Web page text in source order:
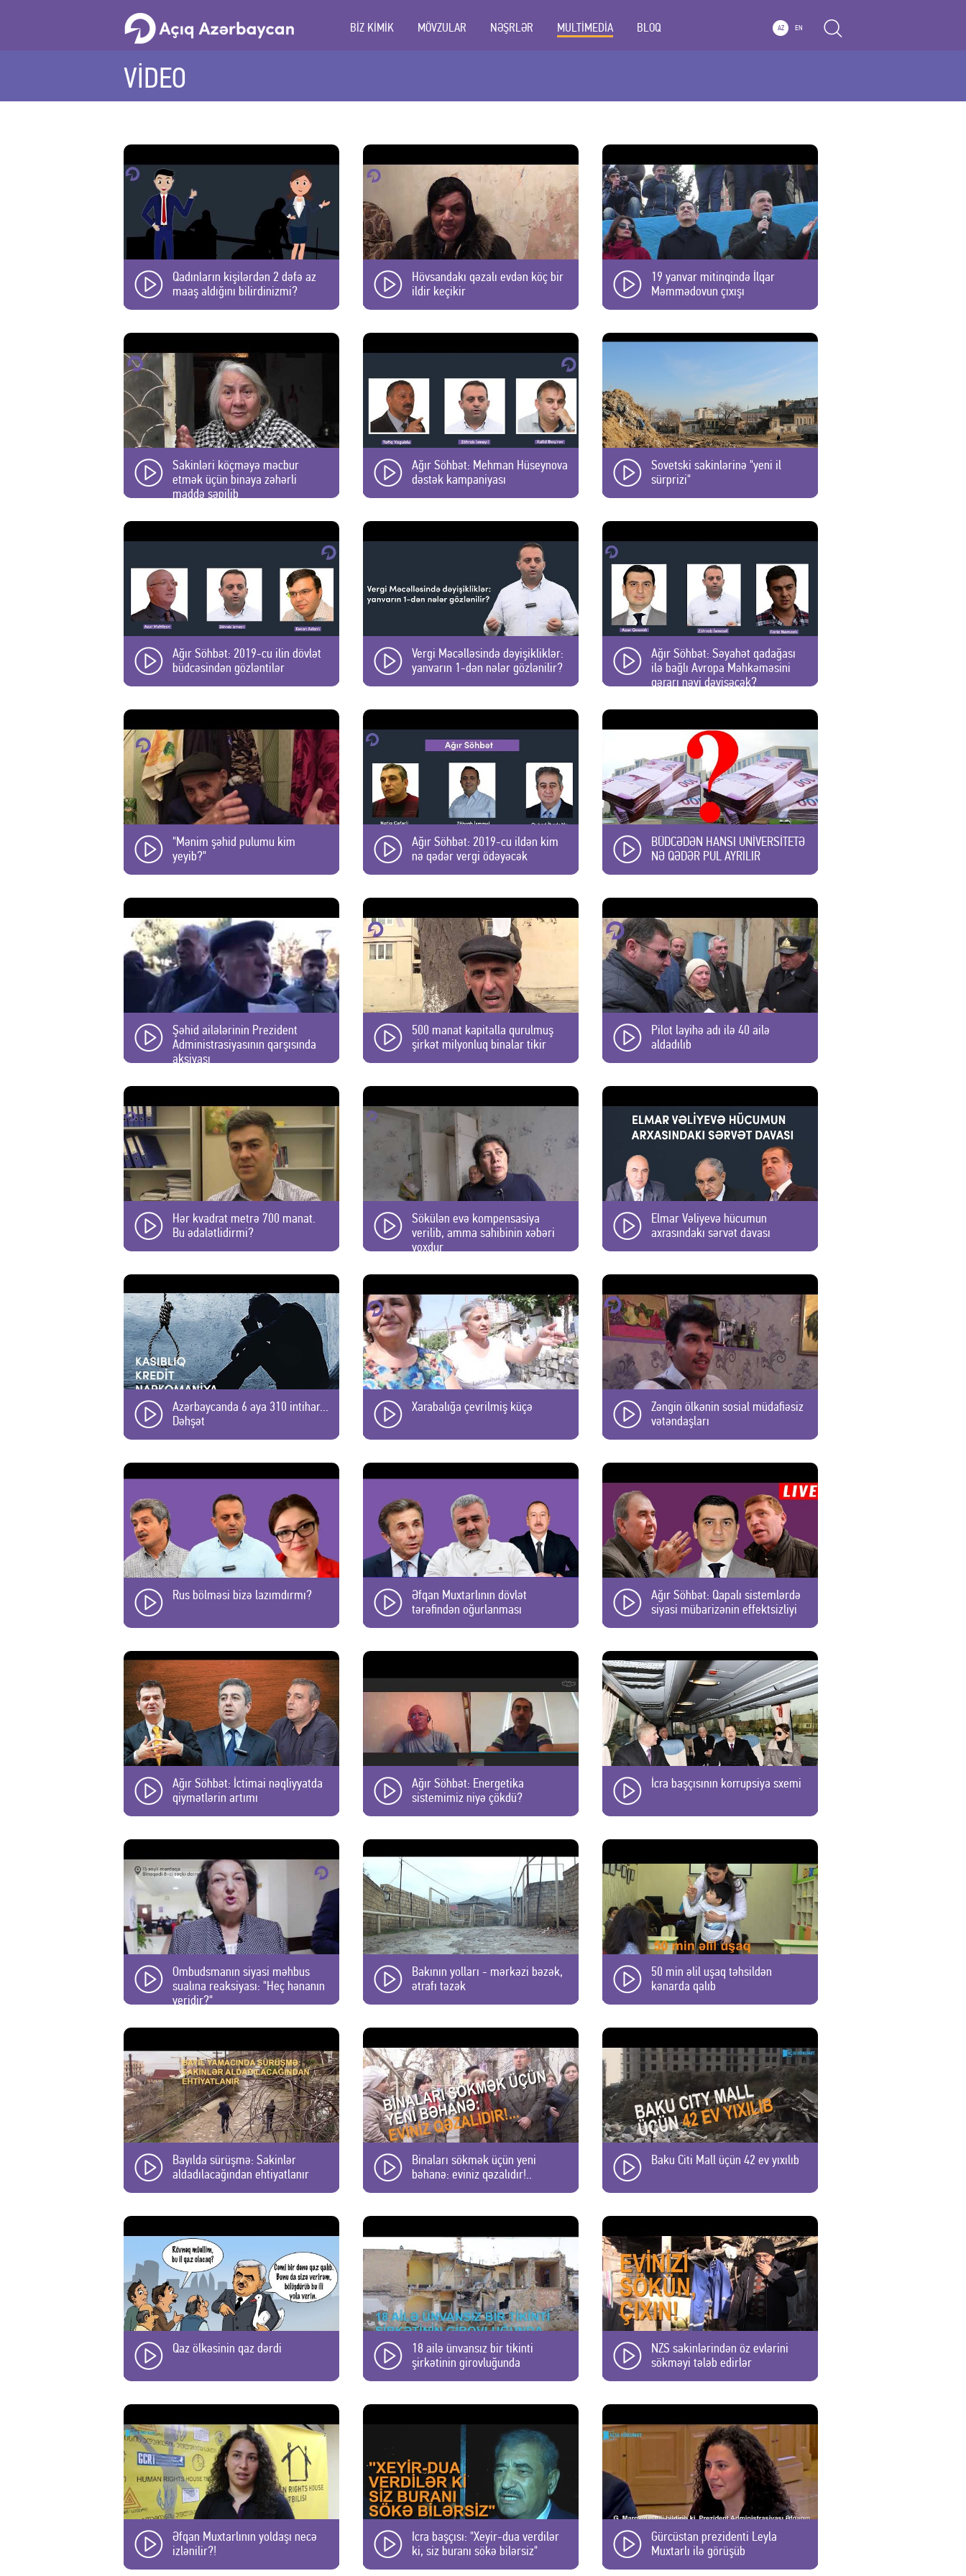
BİZ KİMİK MÖVZULAR NƏŞRLƏR MULTİMEDİA BLOQ AZ EN
VİDEO
Qadınların kişilərdən 2 dəfə az
maaş aldığını bilirdinizmi?
Hövsandakı qəzalı evdən köç bir
ildir keçikir
19 yanvar mitinqində İlqar
Məmmədovun çıxışı
Sakinləri köçməyə məcbur
etmək üçün binaya zəhərli
maddə səpilib
Ağır Söhbət: Mehman Hüseynova
dəstək kampaniyası
Sovetski sakinlərinə "yeni il
sürprizi"
Ağır Söhbət: 2019-cu ilin dövlət
büdcəsindən gözləntilər
Vergi Məcəlləsində dəyişikliklər:
yanvarın 1-dən nələr gözlənilir?
Ağır Söhbət: Səyahət qadağası
ilə bağlı Avropa Məhkəməsini
qərarı nəyi dəyişəcək?
"Mənim şəhid pulumu kim
yeyib?"
Ağır Söhbət: 2019-cu ildən kim
nə qədər vergi ödəyəcək
BÜDCƏDƏN HANSI UNİVERSİTETƏ
NƏ QƏDƏR PUL AYRILIR
Şəhid ailələrinin Prezident
Administrasiyasının qarşısında
aksiyası
500 manat kapitalla qurulmuş
şirkət milyonluq binalar tikir
Pilot layihə adı ilə 40 ailə
aldadılıb
Hər kvadrat metrə 700 manat.
Bu ədalətlidirmi?
Sökülən evə kompensasiya
verilib, amma sahibinin xəbəri
yoxdur
Elmar Vəliyevə hücumun
axrasındakı sərvət davası
Azərbaycanda 6 aya 310 intihar...
Dəhşət
Xarabalığa çevrilmiş küçə
Zəngin ölkənin sosial müdafiəsiz
vətəndaşları
Rus bölməsi bizə lazımdırmı?
Əfqan Muxtarlının dövlət
tərəfindən oğurlanması
Ağır Söhbət: Qapalı sistemlərdə
siyasi mübarizənin effektsizliyi
Ağır Söhbət: İctimai nəqliyyatda
qiymətlərin artımı
Ağır Söhbət: Energetika
sistemimiz niyə çökdü?
İcra başçısının korrupsiya sxemi
Ombudsmanın siyasi məhbus
sualına reaksiyası: "Heç hənanın
yeridir?"
Bakının yolları - mərkəzi bəzək,
ətrafı təzək
50 min əlil uşaq təhsildən
kənarda qalıb
Bayılda sürüşmə: Sakinlər
aldadılacağından ehtiyatlanır
Binaları sökmək üçün yeni
bəhanə: eviniz qəzalıdır!..
Baku Citi Mall üçün 42 ev yıxılıb
Qaz ölkəsinin qaz dərdi
18 ailə ünvansız bir tikinti
şirkətinin girovluğunda
NZS sakinlərindən öz evlərini
sökməyi tələb edirlər
Əfqan Muxtarlının yoldaşı necə
izlənilir?!
Icra başçısı: "Xeyir-dua verdilər
ki, siz buranı sökə bilərsiz"
Gürcüstan prezidenti Leyla
Muxtarlı ilə görüşüb